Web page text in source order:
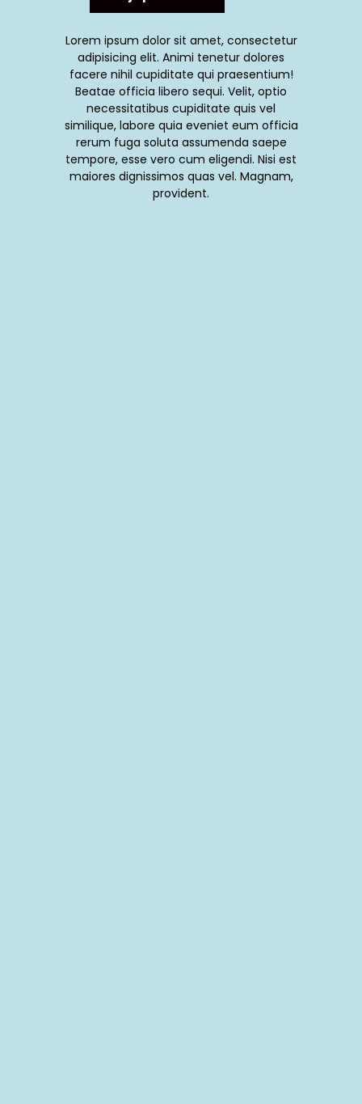
Lorem ipsum dolor sit amet, consectetur
adipisicing elit. Animi tenetur dolores
facere nihil cupiditate qui praesentium!
Beatae officia libero sequi. Velit, optio
necessitatibus cupiditate quis vel
similique, labore quia eveniet eum officia
rerum fuga soluta assumenda saepe
tempore, esse vero cum eligendi. Nisi est
maiores dignissimos quas vel. Magnam,
provident.